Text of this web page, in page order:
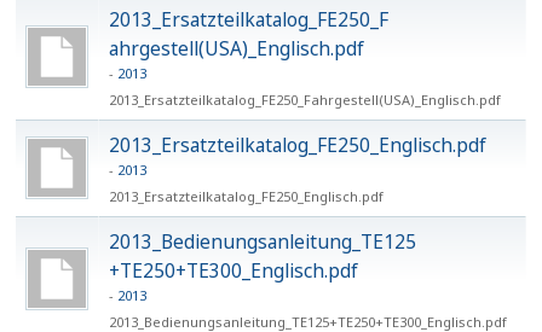
2013_Ersatzteilkatalog_FE250_F​
ahrgestell(USA)_Englisch.pdf
2013
2013_Ersatzteilkatalog_FE250_F​ahrgestell(USA)_Englisch.pdf
2013_Ersatzteilkatalog_FE250_E​nglisch.pdf
2013
2013_Ersatzteilkatalog_FE250_E​nglisch.pdf
2013_Bedienungsanleitung_TE125​
+TE250+TE300_Englisch.pdf
2013
2013_Bedienungsanleitung_TE125​+TE250+TE300_Englisch.pdf